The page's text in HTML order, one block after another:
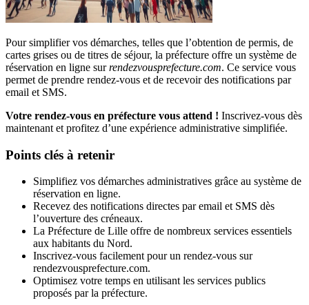
Pour simplifier vos démarches, telles que l’obtention de permis, de
cartes grises ou de titres de séjour, la préfecture offre un système de
réservation en ligne surrendezvousprefecture.com. Ce service vous
permet de prendre rendez-vous et de recevoir des notifications par
email et SMS.
Votre rendez-vous en préfecture vous attend ! Inscrivez-vous dès
maintenant et profitez d’une expérience administrative simplifiée.
Points clés à retenir
Simplifiez vos démarches administratives grâce au système de
réservation en ligne.
Recevez des notifications directes par email et SMS dès
l’ouverture des créneaux.
La Préfecture de Lille offre de nombreux services essentiels
aux habitants du Nord.
Inscrivez-vous facilement pour un rendez-vous sur
rendezvousprefecture.com.
Optimisez votre temps en utilisant les services publics
proposés par la préfecture.